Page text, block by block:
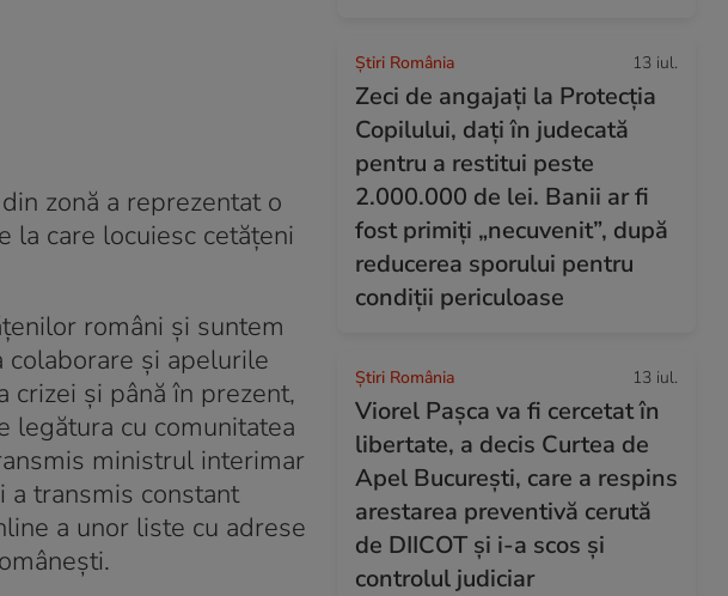
zonă a reprezentat o
la care locuiesc cetățeni
români și suntem
și apelurile
și până în prezent,
legătura cu comunitatea
ministrul interimar
a transmis constant
a unor liste cu adrese
Știri România 13 iul.
Zeci de angajați la Protecția
Copilului, dați în judecată
pentru a restitui peste
2.000.000 de lei. Banii ar fi
fost primiți „necuvenit”, după
reducerea sporului pentru
condiții periculoase
Știri România 13 iul.
Viorel Pașca va fi cercetat în
libertate, a decis Curtea de
Apel București, care a respins
arestarea preventivă cerută
de DIICOT și i-a scos și
controlul judiciar